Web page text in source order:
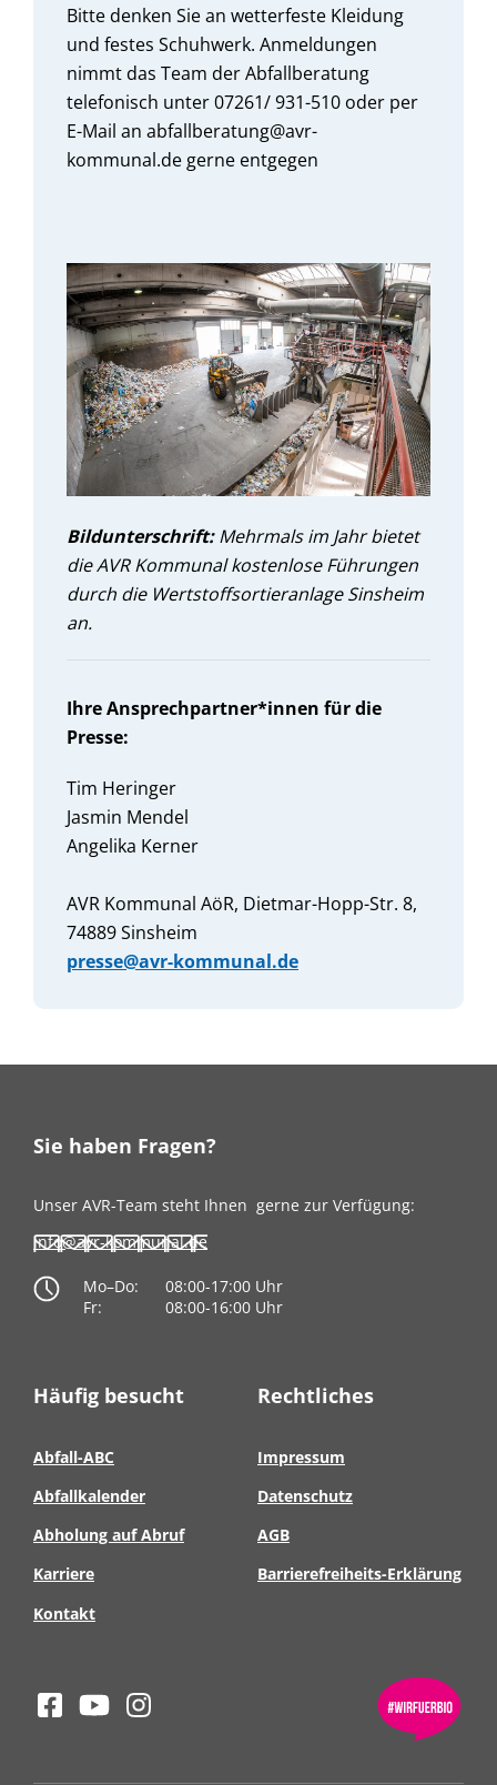
Bitte denken Sie an wetterfeste Kleidung
und festes Schuhwerk. Anmeldungen
nimmt das Team der Abfallberatung
telefonisch unter 07261/ 931-510 oder per
E-Mail an abfallberatung@avr-
kommunal.de gerne entgegen
Bildunterschrift:Mehrmals im Jahr bietet
die AVR Kommunal kostenlose Führungen
durch die Wertstoffsortieranlage Sinsheim
an.
Ihre Ansprechpartner*innen für die
Presse:
Tim Heringer
Jasmin Mendel
Angelika Kerner
AVR Kommunal AöR, Dietmar-Hopp-Str. 8,
74889 Sinsheim
presse@avr-kommunal.de
Sie haben Fragen?
Unser AVR-Team steht Ihnen gerne zur Verfügung:
info@avr-kommunal.de
Mo–Do:
08:00-17:00 Uhr
Fr:
08:00-16:00 Uhr
Häufig besucht
Abfall-ABC
Abfallkalender
Abholung auf Abruf
Karriere
Kontakt
Rechtliches
Impressum
Datenschutz
AGB
Barrierefreiheits-Erklärung